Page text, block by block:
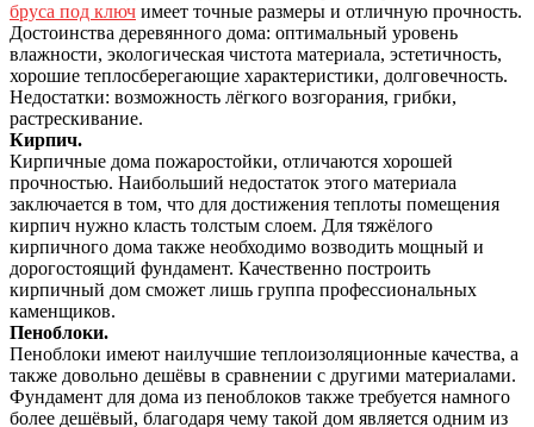
бруса под ключ имеет точные размеры и отличную прочность.
Достоинства деревянного дома: оптимальный уровень
влажности, экологическая чистота материала, эстетичность,
хорошие теплосберегающие характеристики, долговечность.
Недостатки: возможность лёгкого возгорания, грибки,
растрескивание.
Кирпич.
Кирпичные дома пожаростойки, отличаются хорошей
прочностью. Наибольший недостаток этого материала
заключается в том, что для достижения теплоты помещения
кирпич нужно класть толстым слоем. Для тяжёлого
кирпичного дома также необходимо возводить мощный и
дорогостоящий фундамент. Качественно построить
кирпичный дом сможет лишь группа профессиональных
каменщиков.
Пеноблоки.
Пеноблоки имеют наилучшие теплоизоляционные качества, а
также довольно дешёвы в сравнении с другими материалами.
Фундамент для дома из пеноблоков также требуется намного
более дешёвый, благодаря чему такой дом является одним из